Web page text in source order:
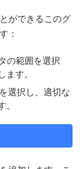
ができるこのグ
：
の範囲を選択
ます。
選択し、適切な